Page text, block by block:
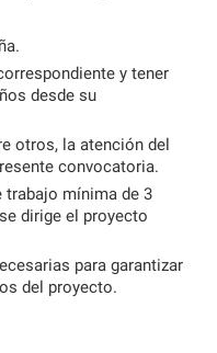
y tener
desde su
otros, la atención del
convocatoria.
trabajo mínima de 3
dirige el proyecto
para garantizar
del proyecto.